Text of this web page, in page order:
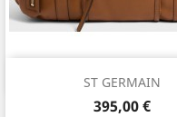
ST GERMAIN
Prix
395,00 €
Aperçu rapide